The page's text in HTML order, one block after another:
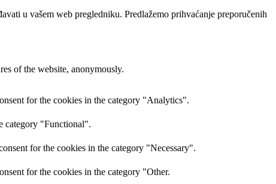
u vašem web pregledniku. Predlažemo prihvaćanje preporučenih
of the website, anonymously.
for the cookies in the category "Analytics".
category "Functional".
for the cookies in the category "Necessary".
for the cookies in the category "Other.